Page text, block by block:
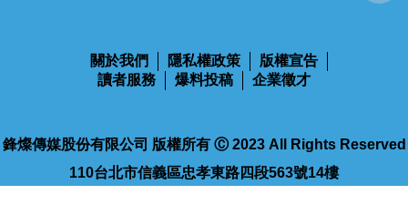
關於我們 隱私權政策
版權宣告
讀者服務
爆料投稿 企業徵才
鋒燦傳媒股份有限公司 版權所有 Ⓒ 2023 All Rights Reserved
110台北市信義區忠孝東路四段563號14樓